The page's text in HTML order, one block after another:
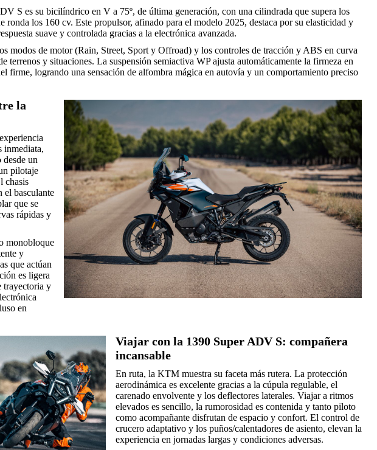
S es su bicilíndrico en V a 75º, de última generación, con una cilindrada que supera los
ronda los 160 cv. Este propulsor, afinado para el modelo 2025, destaca por su elasticidad y
suave y controlada gracias a la electrónica avanzada.
modos de motor (Rain, Street, Sport y Offroad) y los controles de tracción y ABS en curva
terrenos y situaciones. La suspensión semiactiva WP ajusta automáticamente la firmeza en
firme, logrando una sensación de alfombra mágica en autovía y un comportamiento preciso
la
inmediata,
un
pilotaje
chasis
el basculante
que se
rápidas y
monobloque
y
que actúan
es ligera
trayectoria y
en
Viajar con la 1390 Super ADV S: compañera
incansable
En ruta, la KTM muestra su faceta más rutera. La protección
aerodinámica es excelente gracias a la cúpula regulable, el
carenado envolvente y los deflectores laterales. Viajar a ritmos
elevados es sencillo, la rumorosidad es contenida y tanto piloto
como acompañante disfrutan de espacio y confort. El control de
crucero adaptativo y los puños/calentadores de asiento, elevan la
experiencia en jornadas largas y condiciones adversas.